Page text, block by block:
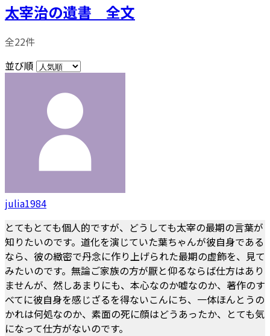
太宰治の遺書 全文
全22件
並び順
julia1984
とてもとても個人的ですが、どうしても太宰の最期の言葉が
知りたいのです。道化を演じていた葉ちゃんが彼自身である
なら、彼の緻密で丹念に作り上げられた最期の虚飾を、見て
みたいのです。無論ご家族の方が厭と仰るならば仕方はあり
ませんが、然しあまりにも、本心なのか嘘なのか、著作のす
べてに彼自身を感じざるを得ないこんにち、一体ほんとうの
かれは何処なのか、素面の死に顔はどうあったか、とても気
になって仕方がないのです。